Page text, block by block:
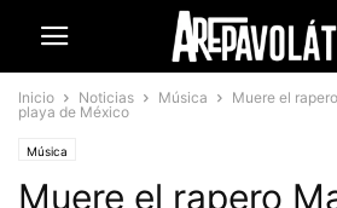
Inicio Noticias Música
Muere el
playa de México
Música
Muere el rapero